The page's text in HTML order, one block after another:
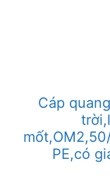
Cáp
PE,có